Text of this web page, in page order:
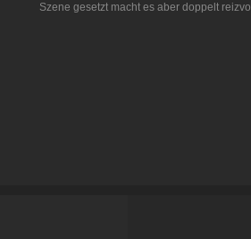
Szene gesetzt macht es aber doppelt